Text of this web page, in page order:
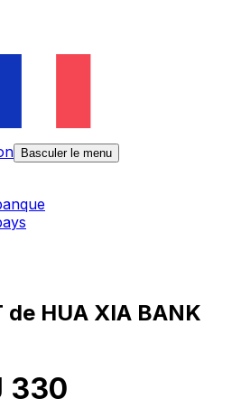
Basculer le menu
de HUA XIA BANK
330